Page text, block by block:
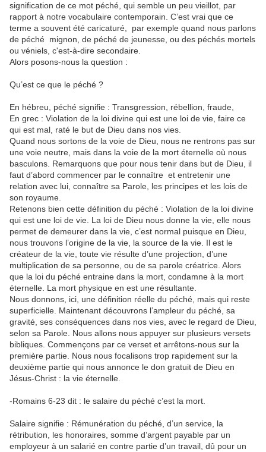
signification de ce mot péché, qui semble un peu vieillot, par
rapport à notre vocabulaire contemporain. C’est vrai que ce
terme a souvent été caricaturé, par exemple quand nous parlons
de péché mignon, de péché de jeunesse, ou des péchés mortels
ou véniels, c'est-à-dire secondaire.
Alors posons-nous la question :
Qu’est ce que le péché ?
En hébreu, péché signifie : Transgression, rébellion, fraude,
En grec : Violation de la loi divine qui est une loi de vie, faire ce
qui est mal, raté le but de Dieu dans nos vies.
Quand nous sortons de la voie de Dieu, nous ne rentrons pas sur
une voie neutre, mais dans la voie de la mort éternelle où nous
basculons. Remarquons que pour nous tenir dans but de Dieu, il
faut d’abord commencer par le connaître et entretenir une
relation avec lui, connaître sa Parole, les principes et les lois de
son royaume.
Retenons bien cette définition du péché : Violation de la loi divine
qui est une loi de vie. La loi de Dieu nous donne la vie, elle nous
permet de demeurer dans la vie, c’est normal puisque en Dieu,
nous trouvons l’origine de la vie, la source de la vie. Il est le
créateur de la vie, toute vie résulte d’une projection, d’une
multiplication de sa personne, ou de sa parole créatrice. Alors
que la loi du péché entraine dans la mort, condamne à la mort
éternelle. La mort physique en est une résultante.
Nous donnons, ici, une définition réelle du péché, mais qui reste
superficielle. Maintenant découvrons l’ampleur du péché, sa
gravité, ses conséquences dans nos vies, avec le regard de Dieu,
selon sa Parole. Nous allons nous appuyer sur plusieurs versets
bibliques. Commençons par ce verset et arrêtons-nous sur la
première partie. Nous nous focalisons trop rapidement sur la
deuxième partie qui nous annonce le don gratuit de Dieu en
Jésus-Christ : la vie éternelle.
-Romains 6-23 dit : le salaire du péché c’est la mort.
Salaire signifie : Rémunération du péché, d’un service, la
rétribution, les honoraires, somme d’argent payable par un
employeur à un salarié en contre partie d’un travail, dû pour un